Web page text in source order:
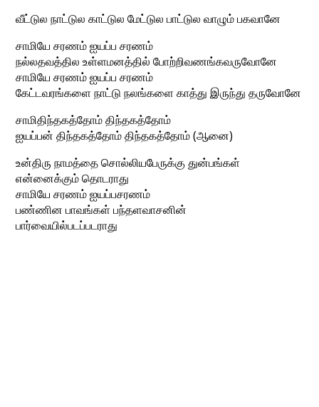
வீட்டுல நாட்டுல காட்டுல மேட்டுல பாட்டுல வாழும் பகவானே
சாமியே சரணம் ஐயப்ப சரணம்
நல்லதவத்தில உள்ளமனத்தில் போற்றிவணங்கவருவோனே
சாமியே சரணம் ஐயப்ப சரணம்
கேட்டவரங்களை நாட்டு நலங்களை காத்து இருந்து தருவோனே
சாமிதிந்தகத்தோம் திந்தகத்தோம்
ஐயப்பன் திந்தகத்தோம் திந்தகத்தோம் (ஆனை)
உன்திரு நாமத்தை சொல்லியபேருக்கு துன்பங்கள்
என்னைக்கும் தொடராது
சாமியே சரணம் ஐயப்பசரணம்
பண்ணின பாவங்கள் பந்தளவாசனின்
பார்வையில்படப்படராது